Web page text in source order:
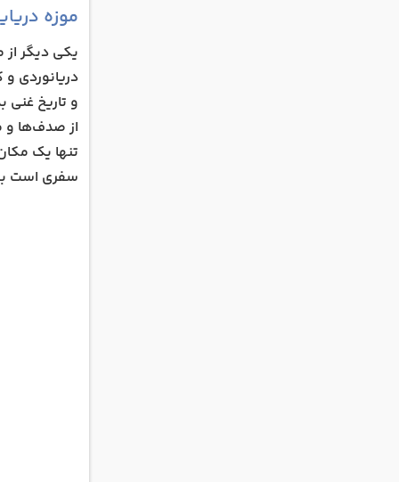
موزه
یکی دیگر از
دریانوردی
و تاریخ غنی
از صدف‌ها و
تنها یک
سفری است